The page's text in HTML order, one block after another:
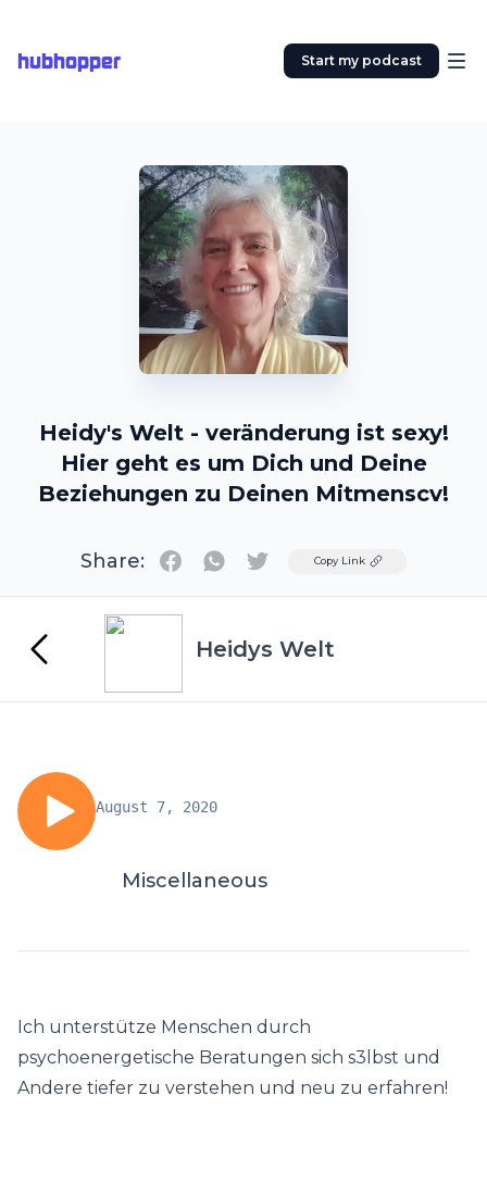
hubhopper Start my podcast
Heidy's Welt - veränderung ist sexy!
Hier geht es um Dich und Deine
Beziehungen zu Deinen Mitmenscv!
Share: TwitterCopy Link
Heidys Welt
August 7, 2020
Miscellaneous
Ich unterstütze Menschen durch
psychoenergetische Beratungen sich s3lbst und
Andere tiefer zu verstehen und neu zu erfahren!